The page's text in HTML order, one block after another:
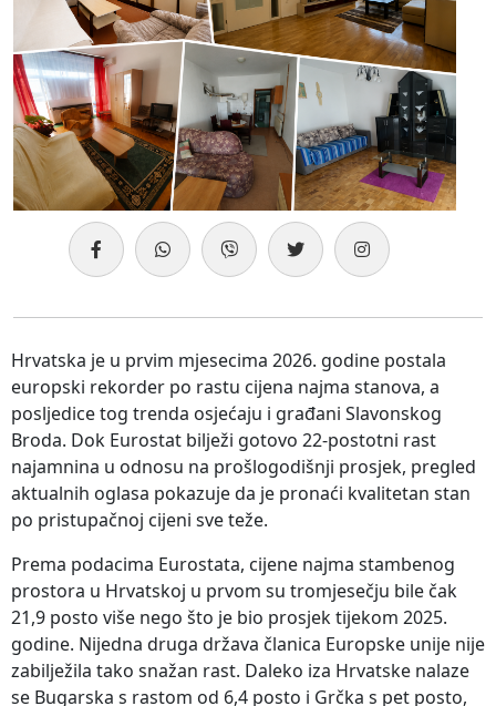
Hrvatska je u prvim mjesecima 2026. godine postala
europski rekorder po rastu cijena najma stanova, a
posljedice tog trenda osjećaju i građani Slavonskog
Broda. Dok Eurostat bilježi gotovo 22-postotni rast
najamnina u odnosu na prošlogodišnji prosjek, pregled
aktualnih oglasa pokazuje da je pronaći kvalitetan stan
po pristupačnoj cijeni sve teže.
Prema podacima Eurostata, cijene najma stambenog
prostora u Hrvatskoj u prvom su tromjesečju bile čak
21,9 posto više nego što je bio prosjek tijekom 2025.
godine. Nijedna druga država članica Europske unije nije
zabilježila tako snažan rast. Daleko iza Hrvatske nalaze
se Bugarska s rastom od 6,4 posto i Grčka s pet posto,